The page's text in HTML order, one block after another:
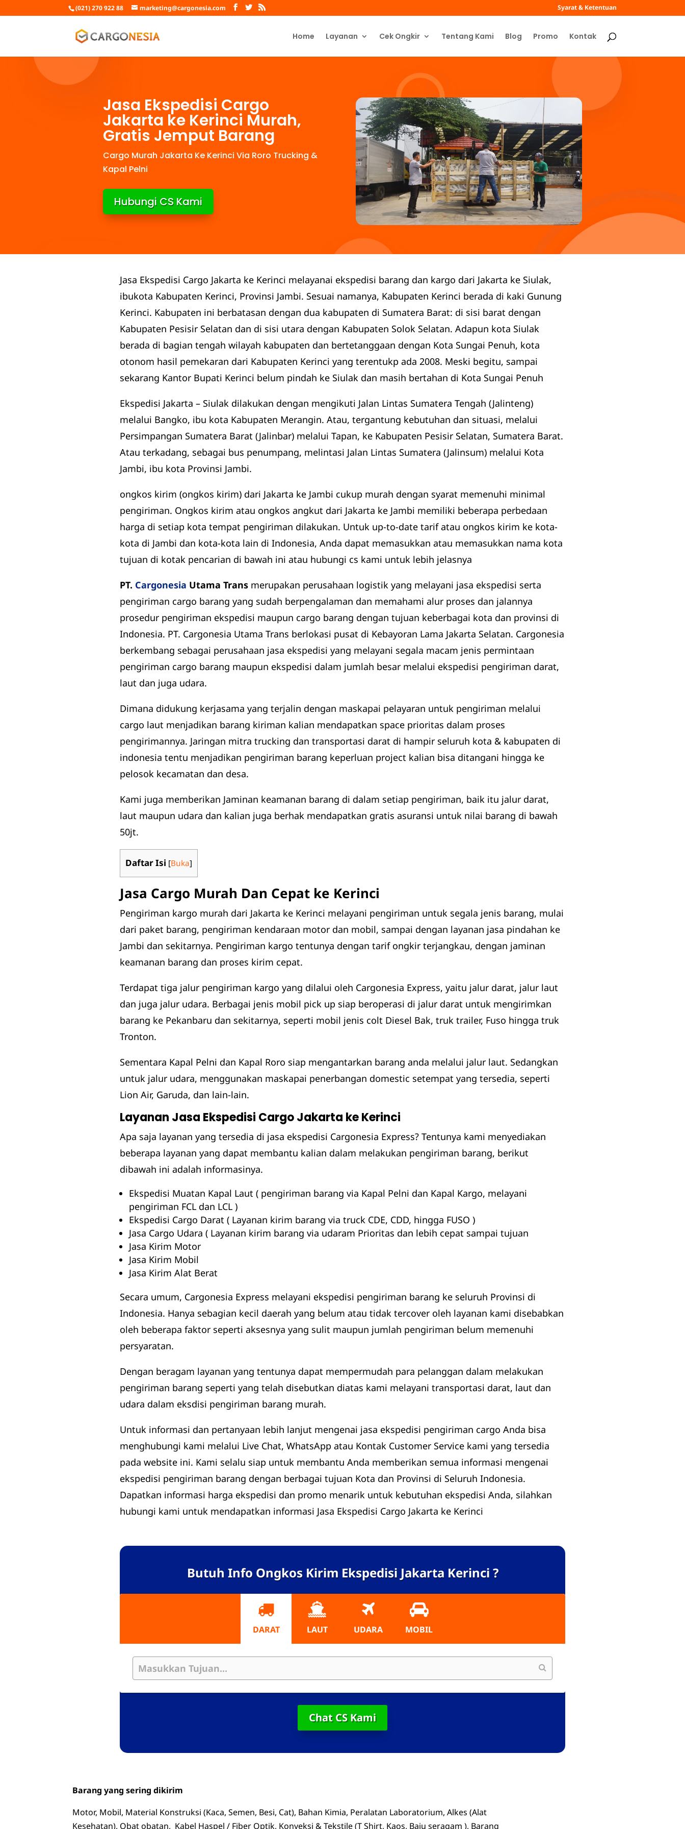
(021) 270 922 88 marketing@cargonesia.com Syarat & Ketentuan
Home Layanan Cek Ongkir Tentang Kami Blog Promo Kontak
Jasa Ekspedisi Cargo
Jakarta ke Kerinci Murah,
Gratis Jemput Barang
Cargo Murah Jakarta Ke Kerinci Via Roro Trucking &
Kapal Pelni
Hubungi CS Kami
Jasa Ekspedisi Cargo Jakarta ke Kerinci melayanai ekspedisi barang dan kargo dari Jakarta ke Siulak,
ibukota Kabupaten Kerinci, Provinsi Jambi. Sesuai namanya, Kabupaten Kerinci berada di kaki Gunung
Kerinci. Kabupaten ini berbatasan dengan dua kabupaten di Sumatera Barat: di sisi barat dengan
Kabupaten Pesisir Selatan dan di sisi utara dengan Kabupaten Solok Selatan. Adapun kota Siulak
berada di bagian tengah wilayah kabupaten dan bertetanggaan dengan Kota Sungai Penuh, kota
otonom hasil pemekaran dari Kabupaten Kerinci yang terentukp ada 2008. Meski begitu, sampai
sekarang Kantor Bupati Kerinci belum pindah ke Siulak dan masih bertahan di Kota Sungai Penuh
Ekspedisi Jakarta – Siulak dilakukan dengan mengikuti Jalan Lintas Sumatera Tengah (Jalinteng)
melalui Bangko, ibu kota Kabupaten Merangin. Atau, tergantung kebutuhan dan situasi, melalui
Persimpangan Sumatera Barat (Jalinbar) melalui Tapan, ke Kabupaten Pesisir Selatan, Sumatera Barat.
Atau terkadang, sebagai bus penumpang, melintasi Jalan Lintas Sumatera (Jalinsum) melalui Kota
Jambi, ibu kota Provinsi Jambi.
ongkos kirim (ongkos kirim) dari Jakarta ke Jambi cukup murah dengan syarat memenuhi minimal
pengiriman. Ongkos kirim atau ongkos angkut dari Jakarta ke Jambi memiliki beberapa perbedaan
harga di setiap kota tempat pengiriman dilakukan. Untuk up-to-date tarif atau ongkos kirim ke kota-
kota di Jambi dan kota-kota lain di Indonesia, Anda dapat memasukkan atau memasukkan nama kota
tujuan di kotak pencarian di bawah ini atau hubungi cs kami untuk lebih jelasnya
PT. Cargonesia Utama Trans merupakan perusahaan logistik yang melayani jasa ekspedisi serta
pengiriman cargo barang yang sudah berpengalaman dan memahami alur proses dan jalannya
prosedur pengiriman ekspedisi maupun cargo barang dengan tujuan keberbagai kota dan provinsi di
Indonesia. PT. Cargonesia Utama Trans berlokasi pusat di Kebayoran Lama Jakarta Selatan. Cargonesia
berkembang sebagai perusahaan jasa ekspedisi yang melayani segala macam jenis permintaan
pengiriman cargo barang maupun ekspedisi dalam jumlah besar melalui ekspedisi pengiriman darat,
laut dan juga udara.
Dimana didukung kerjasama yang terjalin dengan maskapai pelayaran untuk pengiriman melalui
cargo laut menjadikan barang kiriman kalian mendapatkan space prioritas dalam proses
pengirimannya. Jaringan mitra trucking dan transportasi darat di hampir seluruh kota & kabupaten di
indonesia tentu menjadikan pengiriman barang keperluan project kalian bisa ditangani hingga ke
pelosok kecamatan dan desa.
Kami juga memberikan Jaminan keamanan barang di dalam setiap pengiriman, baik itu jalur darat,
laut maupun udara dan kalian juga berhak mendapatkan gratis asuransi untuk nilai barang di bawah
50jt.
Daftar Isi [Buka]
Jasa Cargo Murah Dan Cepat ke Kerinci
Pengiriman kargo murah dari Jakarta ke Kerinci melayani pengiriman untuk segala jenis barang, mulai
dari paket barang, pengiriman kendaraan motor dan mobil, sampai dengan layanan jasa pindahan ke
Jambi dan sekitarnya. Pengiriman kargo tentunya dengan tarif ongkir terjangkau, dengan jaminan
keamanan barang dan proses kirim cepat.
Terdapat tiga jalur pengiriman kargo yang dilalui oleh Cargonesia Express, yaitu jalur darat, jalur laut
dan juga jalur udara. Berbagai jenis mobil pick up siap beroperasi di jalur darat untuk mengirimkan
barang ke Pekanbaru dan sekitarnya, seperti mobil jenis colt Diesel Bak, truk trailer, Fuso hingga truk
Tronton.
Sementara Kapal Pelni dan Kapal Roro siap mengantarkan barang anda melalui jalur laut. Sedangkan
untuk jalur udara, menggunakan maskapai penerbangan domestic setempat yang tersedia, seperti
Lion Air, Garuda, dan lain-lain.
Layanan Jasa Ekspedisi Cargo Jakarta ke Kerinci
Apa saja layanan yang tersedia di jasa ekspedisi Cargonesia Express? Tentunya kami menyediakan
beberapa layanan yang dapat membantu kalian dalam melakukan pengiriman barang, berikut
dibawah ini adalah informasinya.
Ekspedisi Muatan Kapal Laut ( pengiriman barang via Kapal Pelni dan Kapal Kargo, melayani
pengiriman FCL dan LCL )
Ekspedisi Cargo Darat ( Layanan kirim barang via truck CDE, CDD, hingga FUSO )
Jasa Cargo Udara ( Layanan kirim barang via udaram Prioritas dan lebih cepat sampai tujuan
Jasa Kirim Motor
Jasa Kirim Mobil
Jasa Kirim Alat Berat
Secara umum, Cargonesia Express melayani ekspedisi pengiriman barang ke seluruh Provinsi di
Indonesia. Hanya sebagian kecil daerah yang belum atau tidak tercover oleh layanan kami disebabkan
oleh beberapa faktor seperti aksesnya yang sulit maupun jumlah pengiriman belum memenuhi
persyaratan.
Dengan beragam layanan yang tentunya dapat mempermudah para pelanggan dalam melakukan
pengiriman barang seperti yang telah disebutkan diatas kami melayani transportasi darat, laut dan
udara dalam eksdisi pengiriman barang murah.
Untuk informasi dan pertanyaan lebih lanjut mengenai jasa ekspedisi pengiriman cargo Anda bisa
menghubungi kami melalui Live Chat, WhatsApp atau Kontak Customer Service kami yang tersedia
pada website ini. Kami selalu siap untuk membantu Anda memberikan semua informasi mengenai
ekspedisi pengiriman barang dengan berbagai tujuan Kota dan Provinsi di Seluruh Indonesia.
Dapatkan informasi harga ekspedisi dan promo menarik untuk kebutuhan ekspedisi Anda, silahkan
hubungi kami untuk mendapatkan informasi Jasa Ekspedisi Cargo Jakarta ke Kerinci
Butuh Info Ongkos Kirim Ekspedisi Jakarta Kerinci ?
DARAT LAUT UDARA MOBIL
Chat CS Kami
Barang yang sering dikirim
Motor, Mobil, Material Konstruksi (Kaca, Semen, Besi, Cat), Bahan Kimia, Peralatan Laboratorium, Alkes (Alat
Kesehatan), Obat obatan, Kabel Haspel / Fiber Optik, Konveksi & Tekstile (T Shirt, Kaos, Baju seragam ), Barang